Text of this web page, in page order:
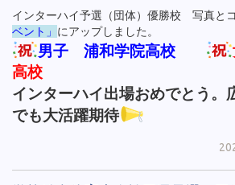
インターハイ予選（団体）優勝校 写真と
ベント」 にアップしました。
男子 浦和学院高校
高校
インターハイ出場おめでとう。
でも大活躍期待